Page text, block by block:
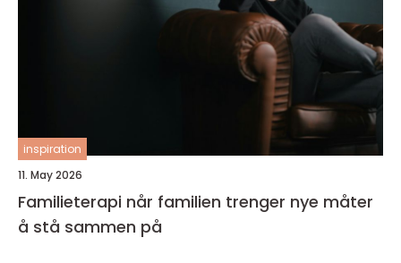
inspiration
11. May 2026
Familieterapi når familien trenger nye måter
å stå sammen på